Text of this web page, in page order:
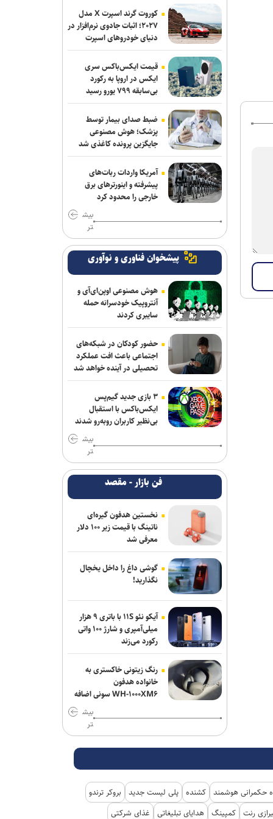
کوروت گرند اسپرت X مدل
۲۰۲۷؛ اثبات جادوی نرم‌افزار در
دنیای خودروهای اسپرت
قیمت ایکس‌باکس سری
ایکس در اروپا به رکورد
بی‌سابقه ۷۹۹ یورو رسید
ضبط صدای بیمار توسط
پزشک؛ هوش مصنوعی
جایگزین پرونده کاغذی شد
آمریکا واردات ربات‌های
پیشرفته و اینورترهای برق
خارجی را محدود کرد
بیش
تر
پیشخوان فناوری و نوآوری
هوش مصنوعی اوپن‌ای‌آی و
آنتروپیک خودسرانه حمله
سایبری کردند
حضور کودکان در شبکه‌های
اجتماعی باعث افت عملکرد
تحصیلی در آینده خواهد شد
۳ بازی جدید گیم‌پس
ایکس‌باکس با استقبال
بی‌نظیر کاربران روبه‌رو شدند
بیش
تر
فن بازار - مقصد
نخستین هدفون گیره‌ای
ناتینگ با قیمت زیر ۱۰۰ دلار
معرفی شد
گوشی داغ را داخل یخچال
نگذارید!
آیکو نئو ۱۱S با باتری ۹ هزار
میلی‌آمپری و شارژ ۱۰۰ واتی
رکورد می‌زند
رنگ زیتونی خاکستری به
خانواده هدفون
WH-۱۰۰۰XM۶ سونی اضافه
بیش
تر
حکمرانی هوشمند کشنده پلی لیست جدید
بروکر ترندو
رنت کمپینگ هدایای تبلیغاتی غذای شرکتی